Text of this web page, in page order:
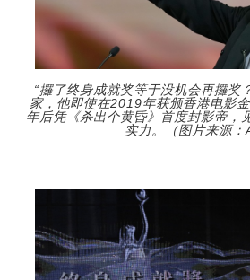
“攞了终身成就奖等于没机会再攞奖
家，他即使在2019年获颁香港电影
年后凭《杀出个黄昏》首度封影帝，
实力。（图片来源：